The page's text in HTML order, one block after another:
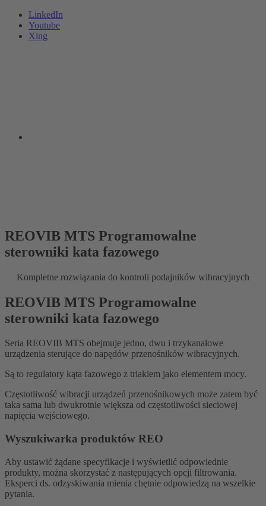
LinkedIn
Youtube
Xing
REOVIB MTS Programowalne
sterowniki kata fazowego
Kompletne rozwiązania do kontroli podajników wibracyjnych
REOVIB MTS Programowalne
sterowniki kata fazowego
Seria REOVIB MTS obejmuje jedno, dwu i trzykanałowe
urządzenia sterujące do napędów przenośników wibracyjnych.
Są to regulatory kąta fazowego z triakiem jako elementem mocy.
Częstotliwość wibracji urządzeń przenośnikowych może zatem być
taka sama lub dwukrotnie większa od częstotliwości sieciowej
napięcia wejściowego.
Wyszukiwarka produktów REO
Aby ustawić żądane specyfikacje i wyświetlić odpowiednie
produkty, można skorzystać z następujących opcji filtrowania.
Eksperci ds. odzyskiwania mienia chętnie odpowiedzą na wszelkie
pytania.